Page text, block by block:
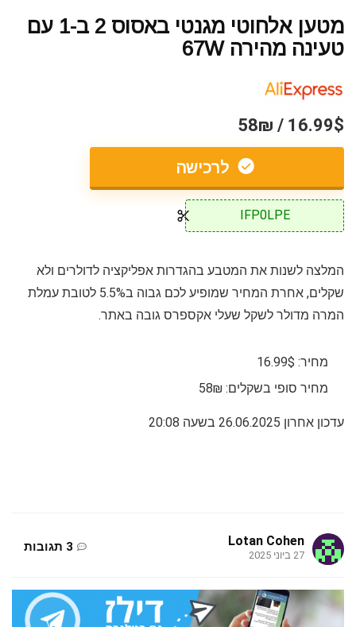
מטען אלחוטי מגנטי באסוס 2 ב-1 עם
טעינה מהירה 67W
16.99$ / 58₪
לרכישה
IFP0LPE
המלצה לשנות את המטבע בהגדרות אפליקציה לדולרים ולא
שקלים, אחרת המחיר שמופיע לכם גבוה ב5.5% לטובת עמלת
המרה מדולר לשקל שעלי אקספרס גובה באתר.
מחיר: 16.99$
מחיר סופי בשקלים: 58₪
עדכון אחרון 26.06.2025 בשעה 20:08
Lotan Cohen
27 ביוני 2025
3 תגובות